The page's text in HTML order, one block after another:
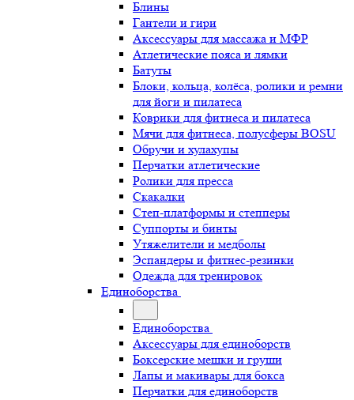
Блины
Гантели и гири
Аксессуары для массажа и МФР
Атлетические пояса и лямки
Батуты
Блоки, кольца, колёса, ролики и ремни
для йоги и пилатеса
Коврики для фитнеса и пилатеса
Мячи для фитнеса, полусферы BOSU
Обручи и хулахупы
Перчатки атлетические
Ролики для пресса
Скакалки
Степ-платформы и степперы
Суппорты и бинты
Утяжелители и медболы
Эспандеры и фитнес-резинки
Одежда для тренировок
Единоборства
Единоборства
Аксессуары для единоборств
Боксерские мешки и груши
Лапы и макивары для бокса
Перчатки для единоборств